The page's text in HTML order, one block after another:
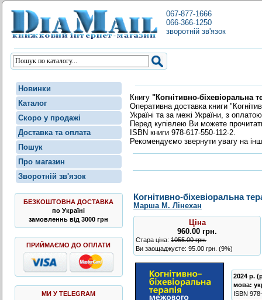
067-877-1666
066-366-1250
зворотній зв'язок
Новинки
Каталог
Скоро у продажі
Доставка та оплата
Пошук
Про магазин
Зворотній зв'язок
БЕЗКОШТОВНА ДОСТАВКА
по Україні
замовленнь від 3000 грн
ПРИЙМАЄМО ДО ОПЛАТИ
МИ У TELEGRAM
Книгу "Когнітивно-біхевіоральна
Оперативна доставка книги
Україні та за межі України, з
Перед купівлею Ви можете
ISBN книги 978-617-550-112-2.
Рекомендуємо звернути увагу на
Когнітивно-біхевіоральна
Марша М. Лінехан
Ціна
960.00 грн.
Стара ціна: 1055.00 грн.
Ви заощаджуєте: 95.00 грн. (9%)
2024 р.
мова:
ISBN